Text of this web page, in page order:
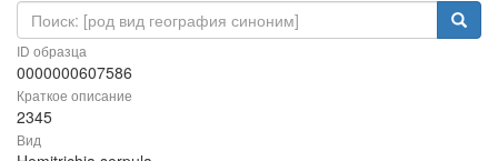
ID образца
0000000607586
Краткое описание
2345
Вид